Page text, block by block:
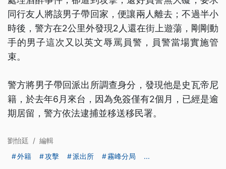
同行友人將該男子帶回家，便讓兩人離去；不過半小
時後，警方在2公里外發現2人還在街上遊蕩，剛剛動
手的男子這次又以英文辱罵員警，員警當場實施管
束。
警方將男子帶回派出所調查身分，發現他是史瓦帝尼
籍，於去年6月來台，因為免簽僅有2個月，已經是逾
期居留，警方依法逮捕並移送移民署。
劉怡廷 / 編輯
外籍
攻擊 派出所 霧峰分局 ...